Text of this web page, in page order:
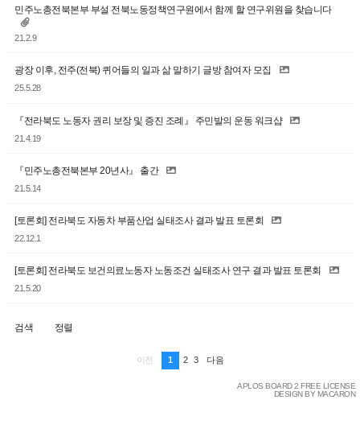
민주노총전북본부 부설 전북노동정책연구원에서 함께 할 연구위원을 찾습니다
21.2.9
광장 이후, 전주(전북) 퀴어들의 일과 삶 말하기 글방 참여자 모집
25.5.28
『전라북도 노동자 권리 보장 및 증진 조례』 주민발의 운동 워크샵
21.4.19
『민주노총전북본부 20년사』 출간
21.5.14
[토론회] 전라북도 자동차 부품산업 실태조사 결과 발표 토론회
22.12.1
[토론회] 전라북도 보건의료노동자 노동조건 실태조사 연구 결과 발표 토론회
21.5.20
검색 정렬
이전 1 2 3 다음
APLOS BOARD 2 FREE LICENSE
DESIGN BY MACARON